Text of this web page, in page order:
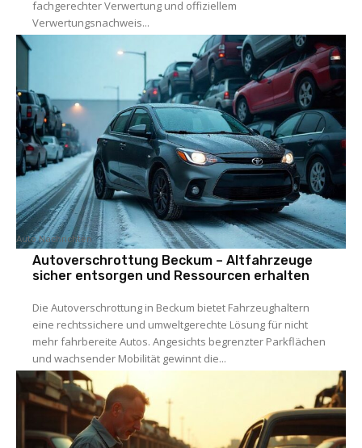
fachgerechter Verwertung und offiziellem
Verwertungsnachweis...
Auto Nachrichten
Autoverschrottung Beckum – Altfahrzeuge
sicher entsorgen und Ressourcen erhalten
Die Autoverschrottung in Beckum bietet Fahrzeughaltern
eine rechtssichere und umweltgerechte Lösung für nicht
mehr fahrbereite Autos. Angesichts begrenzter Parkflächen
und wachsender Mobilität gewinnt die...